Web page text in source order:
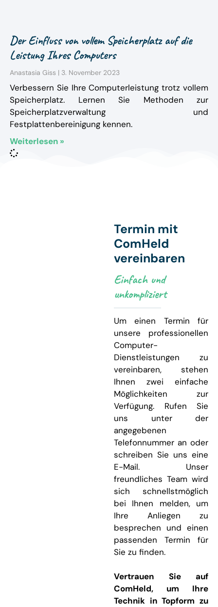
Der Einfluss von vollem Speicherplatz auf die
Leistung Ihres Computers
Anastasia Giss 3. November 2023
Verbessern Sie Ihre Computerleistung trotz vollem
Speicherplatz. Lernen Sie Methoden zur
Speicherplatzverwaltung und
Festplattenbereinigung kennen.
Weiterlesen »
Termin mit
ComHeld
vereinbaren
Einfach und
unkompliziert
Um einen Termin für
unsere professionellen
Computer-
Dienstleistungen zu
vereinbaren, stehen
Ihnen zwei einfache
Möglichkeiten zur
Verfügung. Rufen Sie
uns unter der
angegebenen
Telefonnummer an oder
schreiben Sie uns eine
E-Mail. Unser
freundliches Team wird
sich schnellstmöglich
bei Ihnen melden, um
Ihre Anliegen zu
besprechen und einen
passenden Termin für
Sie zu finden.
Vertrauen Sie auf
ComHeld, um Ihre
Technik in Topform zu